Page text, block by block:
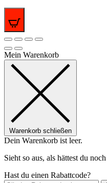
Mein Warenkorb
Warenkorb schließen
Dein Warenkorb ist leer.
Sieht so aus, als hättest du
Hast du einen Rabattcode?